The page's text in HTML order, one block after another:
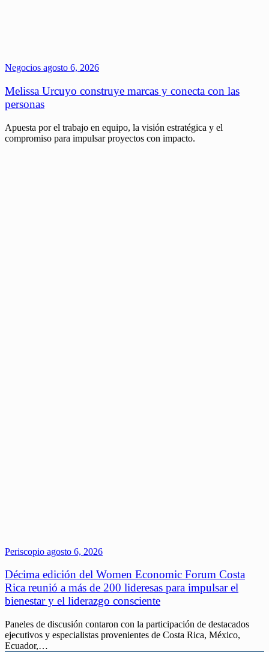
Negocios agosto 6, 2026
Melissa Urcuyo construye marcas y conecta con las
personas
Apuesta por el trabajo en equipo, la visión estratégica y el
compromiso para impulsar proyectos con impacto.
Periscopio agosto 6, 2026
Décima edición del Women Economic Forum Costa
Rica reunió a más de 200 lideresas para impulsar el
bienestar y el liderazgo consciente
Paneles de discusión contaron con la participación de destacados
ejecutivos y especialistas provenientes de Costa Rica, México,
Ecuador,…